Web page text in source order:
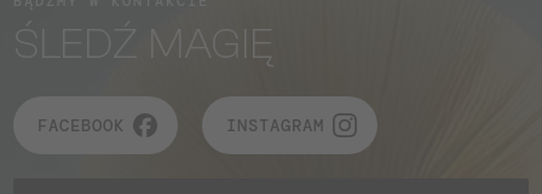
ŚLEDŹ MAGIĘ
FACEBOOK INSTAGRAM